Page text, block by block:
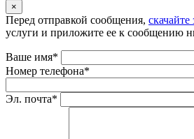
×
Перед отправкой сообщения, скачайте
услуги и приложите ее к сообщению
Ваше имя*
Номер телефона*
Эл. почта*